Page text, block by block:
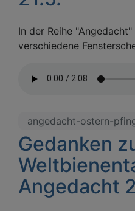
In der Reihe
verschiedene
angedacht-ostern-
Gedanken
Angedacht